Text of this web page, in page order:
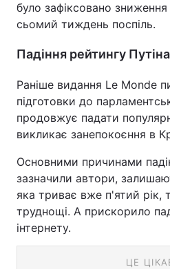
було зафіксовано зниження
сьомий тиждень поспіль.
Падіння рейтингу Путіна
Раніше видання Le Monde
підготовки до
продовжує падати
викликає занепокоєння в
Основними причинами
зазначили автори,
яка триває вже п'ятий рік,
труднощі. А прискорило
інтернету.